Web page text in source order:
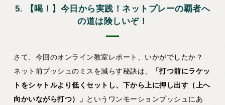
5. 【喝！】今日から実践！ネットプレーの覇者へ
の道は険しいぞ！
さて、今回のオンライン教室レポート、いかがでしたか？
ネット前プッシュのミスを減らす秘訣は、
「打つ前にラケッ
トをシャトルより低くセットし、下から上に押し出す（上へ
向かいながら打つ）」 というワンモーションプッシュにあ